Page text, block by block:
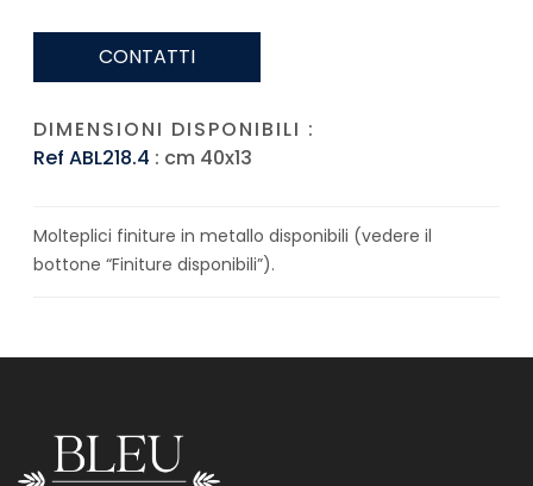
CONTATTI
DIMENSIONI DISPONIBILI :
Ref ABL218.4 : cm 40x13
Molteplici finiture in metallo disponibili (vedere il
bottone “Finiture disponibili”).